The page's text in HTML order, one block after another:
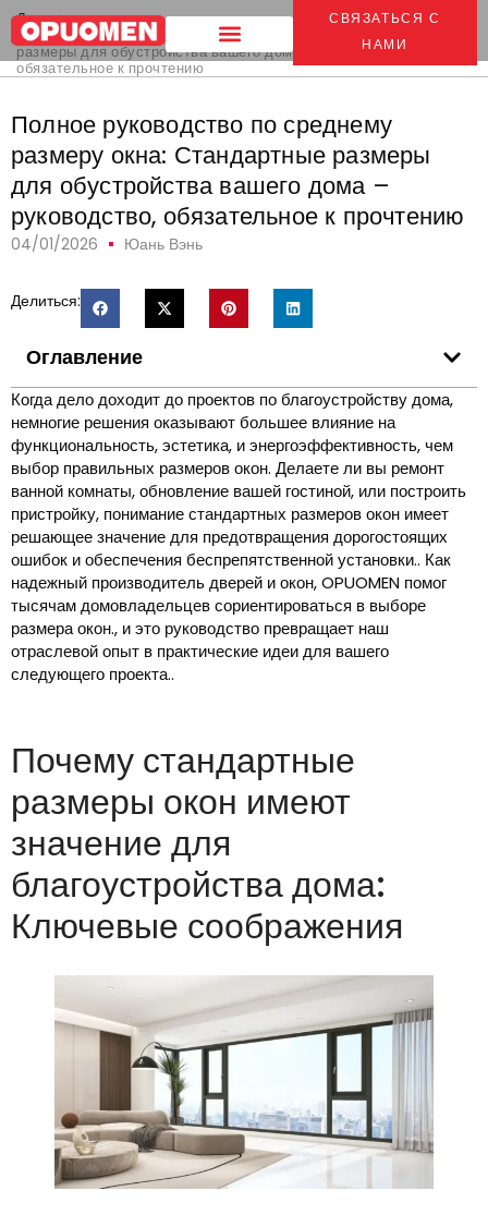
СВЯЗАТЬСЯ С
НАМИ
Дом >
Полное руководство по среднему размеру окна: Стандартные
размеры для обустройства вашего дома – руководство,
обязательное к прочтению
Полное руководство по среднему
размеру окна: Стандартные размеры
для обустройства вашего дома –
руководство, обязательное к прочтению
04/01/2026 Юань Вэнь
Делиться:
Оглавление
Когда дело доходит до проектов по благоустройству дома,
немногие решения оказывают большее влияние на
функциональность, эстетика, и энергоэффективность, чем
выбор правильных размеров окон. Делаете ли вы ремонт
ванной комнаты, обновление вашей гостиной, или построить
пристройку, понимание стандартных размеров окон имеет
решающее значение для предотвращения дорогостоящих
ошибок и обеспечения беспрепятственной установки.. Как
надежный производитель дверей и окон, OPUOMEN помог
тысячам домовладельцев сориентироваться в выборе
размера окон., и это руководство превращает наш
отраслевой опыт в практические идеи для вашего
следующего проекта..
Почему стандартные
размеры окон имеют
значение для
благоустройства дома:
Ключевые соображения